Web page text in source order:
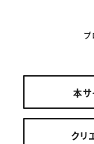
プ
本
クリ